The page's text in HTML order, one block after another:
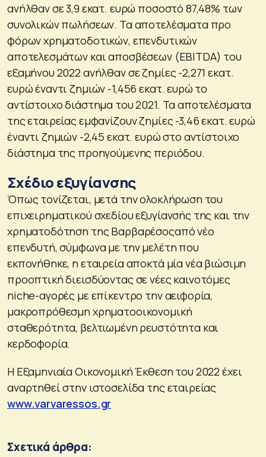
ανήλθαν σε 3,9 εκατ. ευρώ ποσοστό 87,48% των
συνολικών πωλήσεων. Τα αποτελέσματα προ
φόρων χρηματοδοτικών, επενδυτικών
αποτελεσμάτων και αποσβέσεων (EBITDA) του
εξαμήνου 2022 ανήλθαν σε ζημίες -2,271 εκατ.
ευρώ έναντι ζημιών -1,456 εκατ. ευρώ το
αντίστοιχο διάστημα του 2021. Τα αποτελέσματα
της εταιρείας εμφανίζουν ζημίες -3,46 εκατ. ευρώ
έναντι ζημιών -2,45 εκατ. ευρώ στο αντίστοιχο
διάστημα της προηγούμενης περιόδου.
Σχέδιο εξυγίανσης
Όπως τονίζεται, μετά την ολοκλήρωση του
επιχειρηματικού σχεδίου εξυγίανσής της και την
χρηματοδότηση της Βαρβαρέσοςαπό νέο
επενδυτή, σύμφωνα με την μελέτη που
εκπονήθηκε, η εταιρεία αποκτά μία νέα βιώσιμη
προοπτική διεισδύοντας σε νέες καινοτόμες
niche-αγορές με επίκεντρο την αειφορία,
μακροπρόθεσμη χρηματοοικονομική
σταθερότητα, βελτιωμένη ρευστότητα και
κερδοφορία.
Η Εξαμηνιαία Οικονομική Έκθεση του 2022 έχει
αναρτηθεί στην ιστοσελίδα της εταιρείας
www.varvaressos.gr
Σχετικά άρθρα: